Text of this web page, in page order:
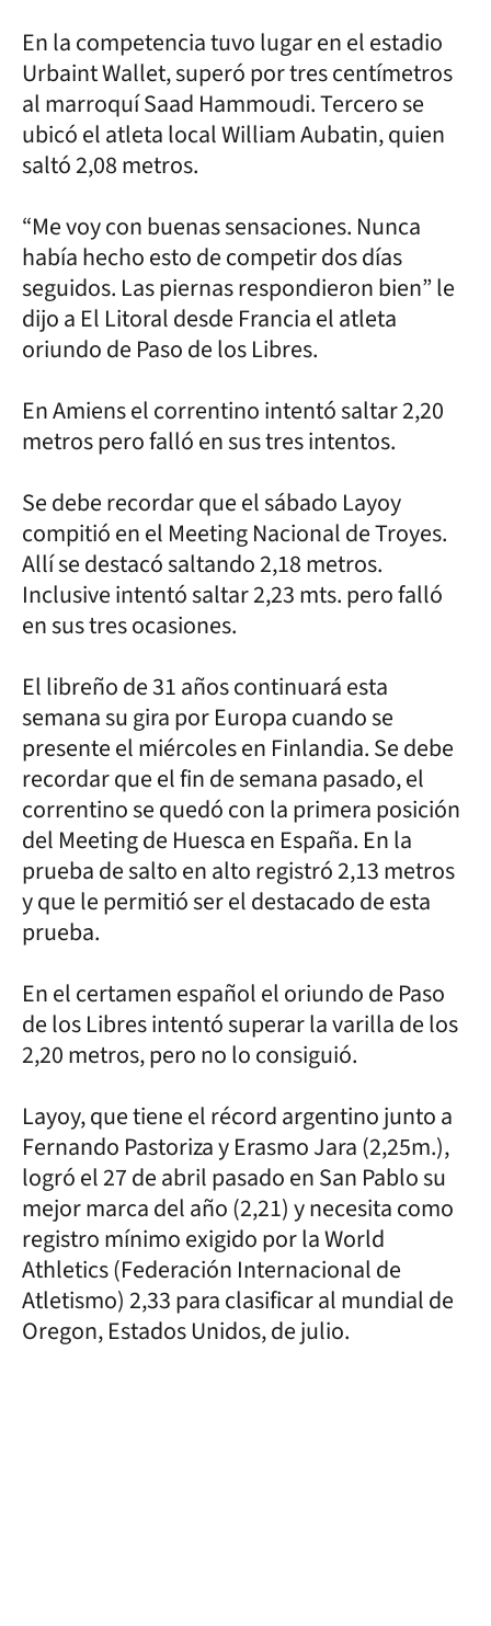
En la competencia tuvo lugar en el estadio
Urbaint Wallet, superó por tres centímetros
al marroquí Saad Hammoudi. Tercero se
ubicó el atleta local William Aubatin, quien
saltó 2,08 metros.
“Me voy con buenas sensaciones. Nunca
había hecho esto de competir dos días
seguidos. Las piernas respondieron bien” le
dijo a El Litoral desde Francia el atleta
oriundo de Paso de los Libres.
En Amiens el correntino intentó saltar 2,20
metros pero falló en sus tres intentos.
Se debe recordar que el sábado Layoy
compitió en el Meeting Nacional de Troyes.
Allí se destacó saltando 2,18 metros.
Inclusive intentó saltar 2,23 mts. pero falló
en sus tres ocasiones.
El libreño de 31 años continuará esta
semana su gira por Europa cuando se
presente el miércoles en Finlandia. Se debe
recordar que el fin de semana pasado, el
correntino se quedó con la primera posición
del Meeting de Huesca en España. En la
prueba de salto en alto registró 2,13 metros
y que le permitió ser el destacado de esta
prueba.
En el certamen español el oriundo de Paso
de los Libres intentó superar la varilla de los
2,20 metros, pero no lo consiguió.
Layoy, que tiene el récord argentino junto a
Fernando Pastoriza y Erasmo Jara (2,25m.),
logró el 27 de abril pasado en San Pablo su
mejor marca del año (2,21) y necesita como
registro mínimo exigido por la World
Athletics (Federación Internacional de
Atletismo) 2,33 para clasificar al mundial de
Oregon, Estados Unidos, de julio.